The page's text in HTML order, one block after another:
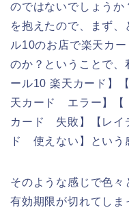
のではないでしょうか
を抱えたので、まず
ル10のお店で楽天カ
のか？ということで、
ール10 楽天カード】
天カード エラー】【
カード 失敗】【レイ
ド 使えない】という
そのような感じで色
有効期限が切れてしま